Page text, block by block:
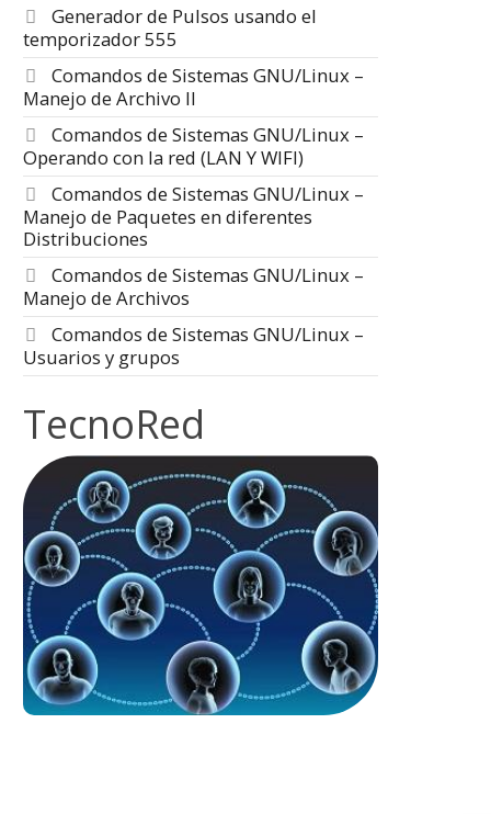
Generador de Pulsos usando el
temporizador 555
Comandos de Sistemas GNU/Linux –
Manejo de Archivo II
Comandos de Sistemas GNU/Linux –
Operando con la red (LAN Y WIFI)
Comandos de Sistemas GNU/Linux –
Manejo de Paquetes en diferentes
Distribuciones
Comandos de Sistemas GNU/Linux –
Manejo de Archivos
Comandos de Sistemas GNU/Linux –
Usuarios y grupos
TecnoRed